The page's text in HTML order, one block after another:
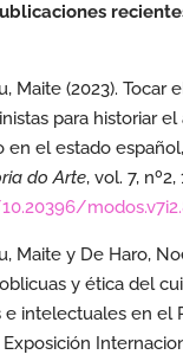
Maite (2023). Tocar
para historiar el
en el estado español,
do Arte, vol. 7, nº2,
Maite y De Haro,
y ética del
e intelectuales en el